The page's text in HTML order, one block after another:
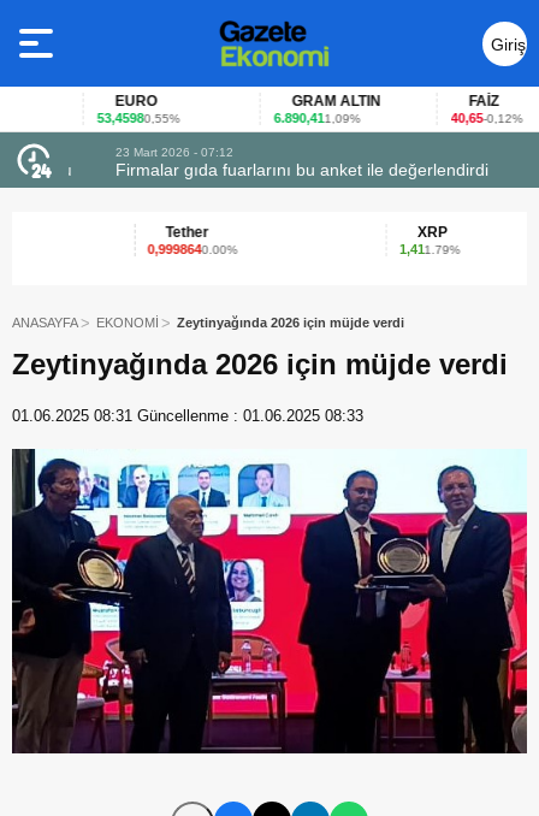
Giriş
Yap
EURO
53,45980,55%
GRAM ALTIN
6.890,411,09% -0,12%
23 Mart 2026 - 07:12
Firmalar gıda fuarlarını bu anket ile değerlendirdi
Tether
0,9998640.00% 1.79%
ANASAYFA EKONOMİ Zeytinyağında 2026 için müjde verdi
Zeytinyağında 2026 için müjde verdi
01.06.2025 08:31 Güncellenme : 01.06.2025 08:33